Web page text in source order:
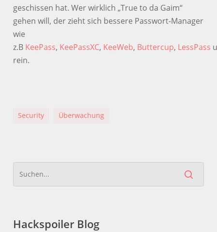
geschissen hat. Wer wirklich „True to da Gaim“
gehen will, der zieht sich bessere Passwort-Manager
wie
z.B KeePass, KeePassXC, KeeWeb, Buttercup, LessPass
rein.
Security Überwachung
Hackspoiler Blog